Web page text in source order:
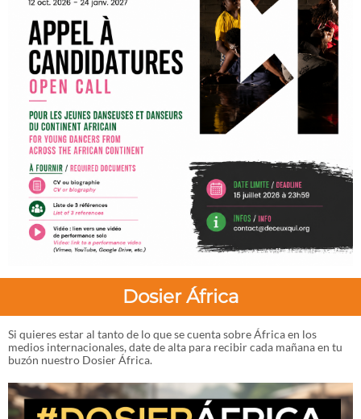
Dosier África
Si quieres estar al tanto de lo que se cuenta sobre África en los
medios internacionales, date de alta para recibir cada mañana en tu
buzón nuestro Dosier África.